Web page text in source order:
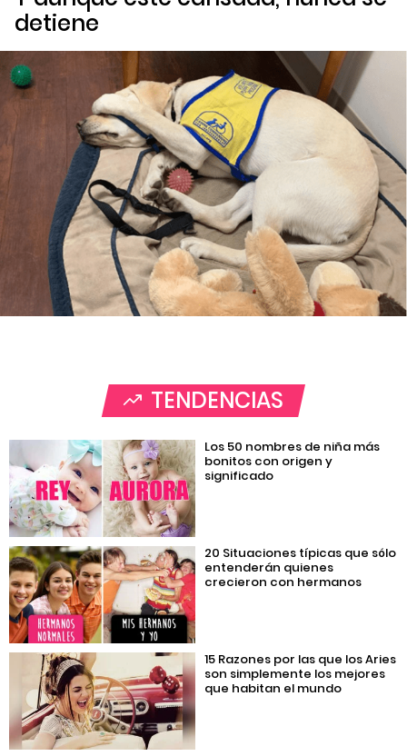
detiene
TENDENCIAS
Los 50 nombres de niña más
bonitos con origen y
significado
20 Situaciones típicas que sólo
entenderán quienes
crecieron con hermanos
15 Razones por las que los Aries
son simplemente los mejores
que habitan el mundo